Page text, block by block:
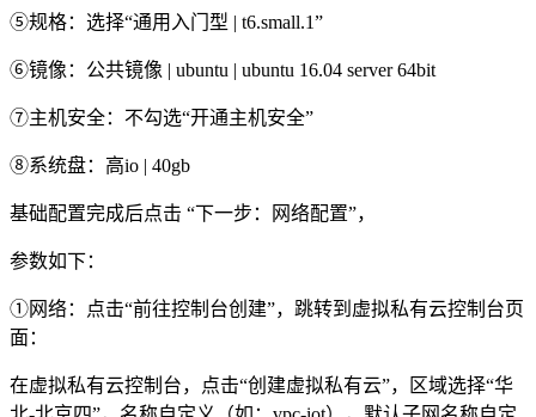
⑤规格：选择“通用入门型 | t6.small.1”
⑥镜像：公共镜像 | ubuntu | ubuntu 16.04 server 64bit
⑦主机安全：不勾选“开通主机安全”
⑧系统盘：高io | 40gb
基础配置完成后点击 “下一步：网络配置”，
参数如下：
①网络：点击“前往控制台创建”，跳转到虚拟私有云控制台页
面：
在虚拟私有云控制台，点击“创建虚拟私有云”，区域选择“华